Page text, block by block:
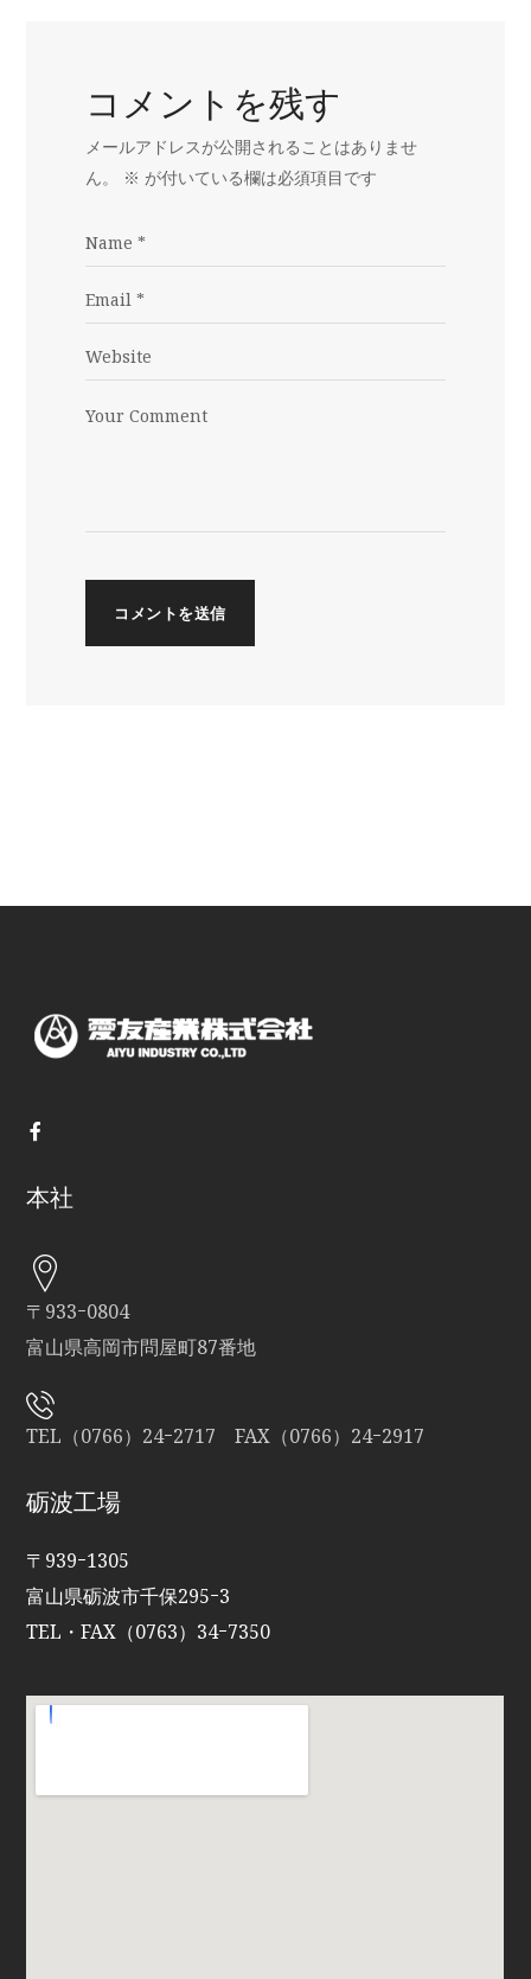
コメントを残す
メールアドレスが公開されることはありませ
ん。
※ が付いている欄は必須項目です
本社
〒933ｰ0804
富山県高岡市問屋町87番地
TEL（0766）24ｰ2717 FAX（0766）24ｰ2917
砺波工場
〒939ｰ1305
富山県砺波市千保295ｰ3
TEL・FAX（0763）34ｰ7350